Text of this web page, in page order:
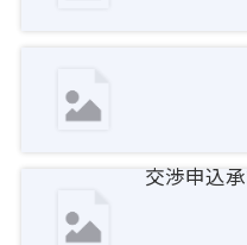
交渉申込